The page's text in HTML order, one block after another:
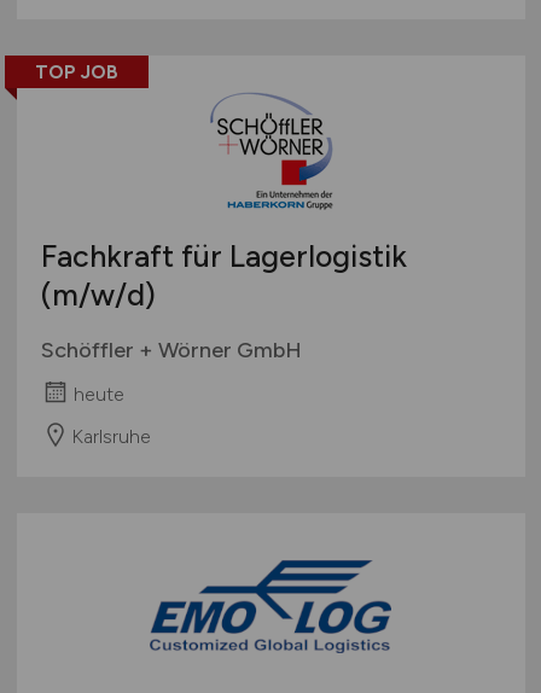
TOP JOB
Fachkraft für Lagerlogistik
(m/w/d)
Schöffler + Wörner GmbH
heute
Karlsruhe